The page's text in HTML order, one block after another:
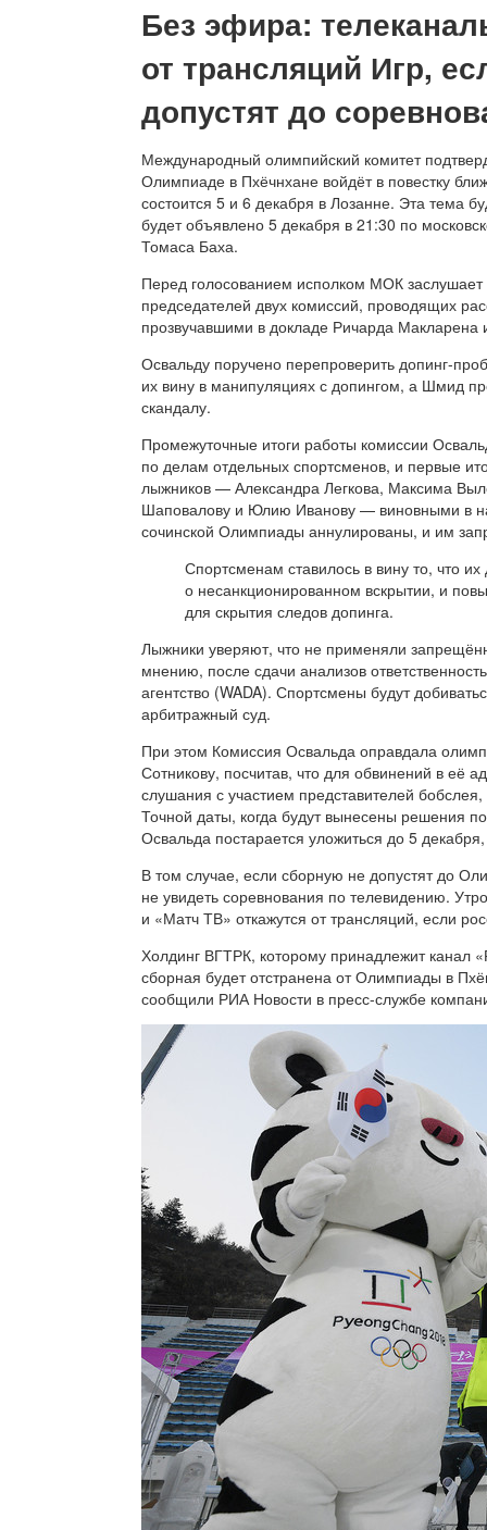
Без эфира:
от трансляций Игр,
допустят до
Международный олимпийский комитет
Олимпиаде в Пхёчнхане войдёт в повестку
состоится 5 и 6 декабря в Лозанне. Эта тема
будет объявлено 5 декабря в 21:30 по
Томаса Баха.
Перед голосованием исполком МОК
председателей двух комиссий, проводящих
прозвучавшими в докладе Ричарда
Освальду поручено перепроверить допинг-
их вину в манипуляциях с допингом, а Шмид
скандалу.
Промежуточные итоги работы комиссии
по делам отдельных спортсменов, и первые
лыжников — Александра Легкова, Максима
Шаповалову и Юлию Иванову — виновными в
сочинской Олимпиады аннулированы, и им
Спортсменам ставилось в вину то, что
о несанкционированном вскрытии, и
для скрытия следов допинга.
Лыжники уверяют, что не применяли
мнению, после сдачи анализов
агентство (WADA). Спортсмены будут
арбитражный суд.
При этом Комиссия Освальда оправдала
Сотникову, посчитав, что для обвинений в её
слушания с участием представителей
Точной даты, когда будут вынесены решения
Освальда постарается уложиться до 5
В том случае, если сборную не допустят до
не увидеть соревнования по телевидению.
и «Матч ТВ» откажутся от трансляций, если
Холдинг ВГТРК, которому принадлежит канал
сборная будет отстранена от Олимпиады в
сообщили РИА Новости в пресс-службе